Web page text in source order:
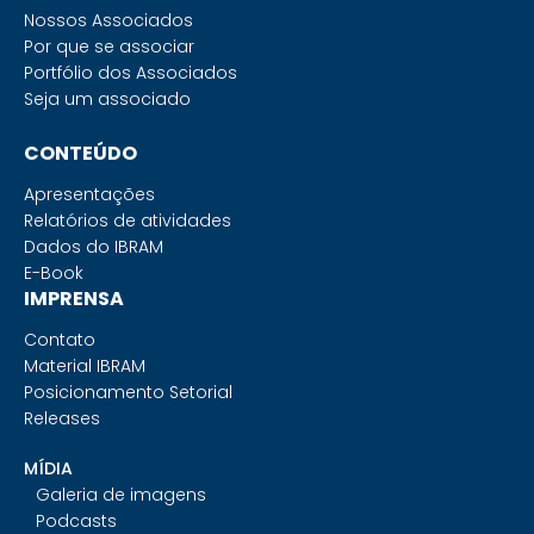
Nossos Associados
Por que se associar
Portfólio dos Associados
Seja um associado
CONTEÚDO
Apresentações
Relatórios de atividades
Dados do IBRAM
E-Book
IMPRENSA
Contato
Material IBRAM
Posicionamento Setorial
Releases
MÍDIA
Galeria de imagens
Podcasts